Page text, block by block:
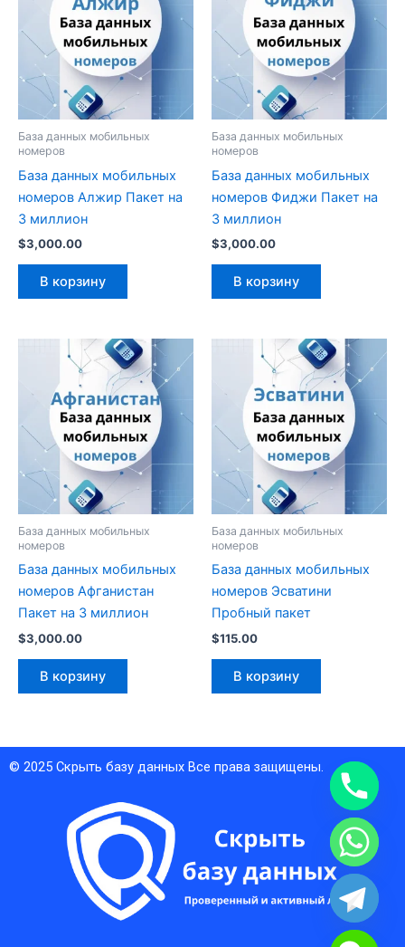
База данных мобильных
номеров
База данных мобильных
номеров Алжир Пакет на
3 миллион
$3,000.00
В корзину
База данных мобильных
номеров
База данных мобильных
номеров Фиджи Пакет на
3 миллион
$3,000.00
В корзину
База данных мобильных
номеров
База данных мобильных
номеров Афганистан
Пакет на 3 миллион
$3,000.00
В корзину
База данных мобильных
номеров
База данных мобильных
номеров Эсватини
Пробный пакет
$115.00
В корзину
© 2025 Скрыть базу данных Все права защищены.